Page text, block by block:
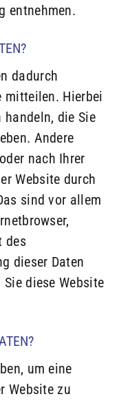
entnehmen.
dadurch
mitteilen. Hierbei
handeln, die Sie
Andere
nach Ihrer
Website durch
sind vor allem
des
dieser Daten
diese Website
um eine
Website zu